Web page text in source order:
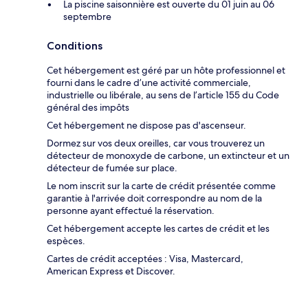
La piscine saisonnière est ouverte du 01 juin au 06
septembre
Conditions
Cet hébergement est géré par un hôte professionnel et
fourni dans le cadre d’une activité commerciale,
industrielle ou libérale, au sens de l’article 155 du Code
général des impôts
Cet hébergement ne dispose pas d'ascenseur.
Dormez sur vos deux oreilles, car vous trouverez un
détecteur de monoxyde de carbone, un extincteur et un
détecteur de fumée sur place.
Le nom inscrit sur la carte de crédit présentée comme
garantie à l'arrivée doit correspondre au nom de la
personne ayant effectué la réservation.
Cet hébergement accepte les cartes de crédit et les
espèces.
Cartes de crédit acceptées : Visa, Mastercard,
American Express et Discover.